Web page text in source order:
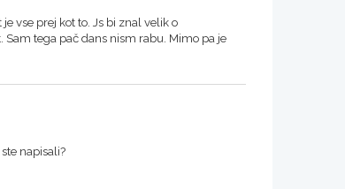
vse prej kot to. Js bi znal velik o
tega pač dans nism rabu. Mimo pa je
napisali?